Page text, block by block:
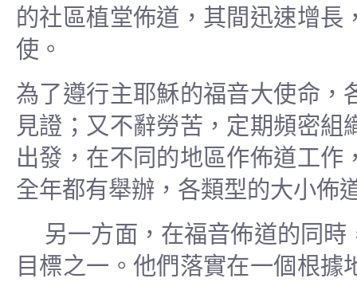
的社區植堂佈道，其間迅速增
使。
為了遵行主耶穌的福音大使命，
見證；又不辭勞苦，定期頻密
出發，在不同的地區作佈道工
全年都有舉辦，各類型的大小佈
另一方面，在福音佈道的同
目標之一。他們落實在一個根